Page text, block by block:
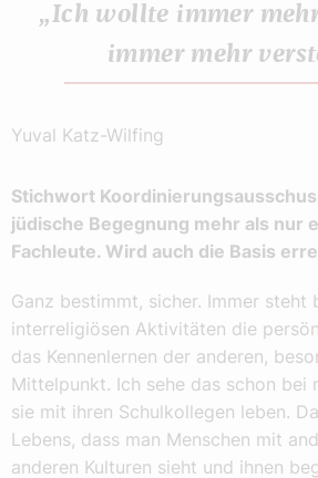
„Ich wollte immer
immer mehr
Yuval Katz-Wilfing
Stichwort
jüdische Begegnung mehr als nur
Fachleute. Wird auch die Basis
Ganz bestimmt, sicher. Immer steht
interreligiösen Aktivitäten die
das Kennenlernen der anderen,
Mittelpunkt. Ich sehe das schon bei
sie mit ihren Schulkollegen leben.
Lebens, dass man Menschen mit
anderen Kulturen sieht und ihnen